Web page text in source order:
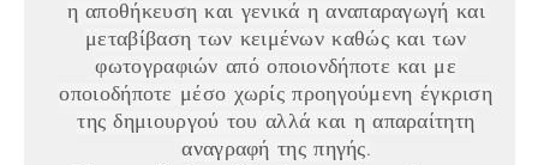
η αποθήκευση και γενικά η αναπαραγωγή και
μεταβίβαση των κειμένων καθώς και των
φωτογραφιών από οποιονδήποτε και με
οποιοδήποτε μέσο χωρίς προηγούμενη έγκριση
της δημιουργού του αλλά και η απαραίτητη
αναγραφή της πηγής.